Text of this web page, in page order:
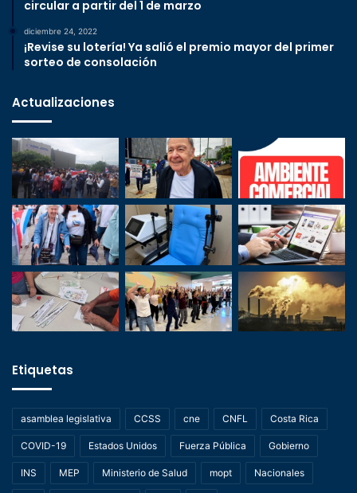
circular a partir del 1 de marzo
diciembre 24, 2022
¡Revise su lotería! Ya salió el premio mayor del primer
sorteo de consolación
Actualizaciones
Etiquetas
asamblea legislativa CCSS cne CNFL Costa Rica
COVID-19 Estados Unidos Fuerza Pública Gobierno
INS MEP Ministerio de Salud mopt Nacionales